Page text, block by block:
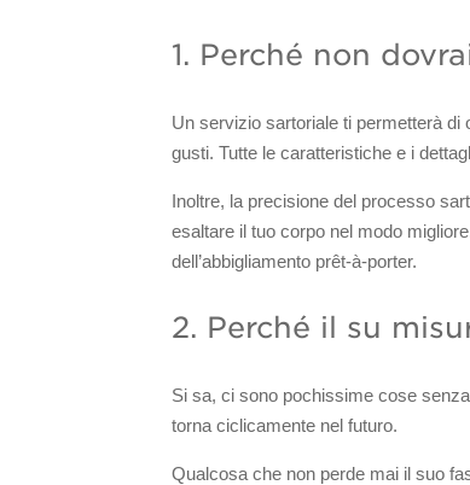
1. Perché non
Un servizio sartoriale ti permetterà di
gusti. Tutte le caratteristiche e i
Inoltre, la precisione del processo
esaltare il tuo corpo nel modo
dell’abbigliamento prêt-à-porter.
2. Perché il su
Si sa, ci sono pochissime cose
torna ciclicamente nel futuro.
Qualcosa che non perde mai il suo